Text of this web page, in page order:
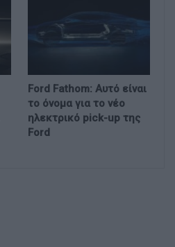
Ford Fathom: Αυτό είναι
το όνομα για το νέο
ηλεκτρικό pick-up της
Ford